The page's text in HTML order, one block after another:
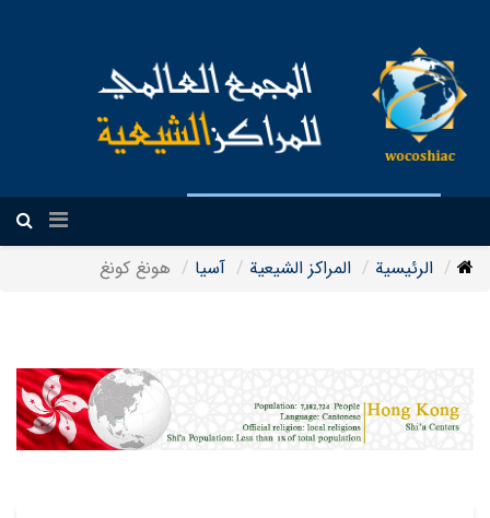
الرئيسية المراکز الشیعیة آسیا هونغ كونغ